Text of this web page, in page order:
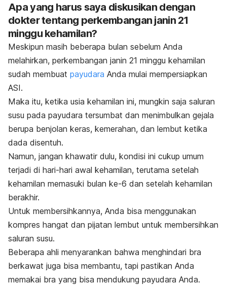
Apa yang harus saya diskusikan dengan
dokter tentang perkembangan janin 21
minggu kehamilan?
Meskipun masih beberapa bulan sebelum Anda
melahirkan, perkembangan janin 21 minggu kehamilan
sudah membuat payudara Anda mulai mempersiapkan
ASI.
Maka itu, ketika usia kehamilan ini, mungkin saja saluran
susu pada payudara tersumbat dan menimbulkan gejala
berupa benjolan keras, kemerahan, dan lembut ketika
dada disentuh.
Namun, jangan khawatir dulu, kondisi ini cukup umum
terjadi di hari-hari awal kehamilan, terutama setelah
kehamilan memasuki bulan ke-6 dan setelah kehamilan
berakhir.
Untuk membersihkannya, Anda bisa menggunakan
kompres hangat dan pijatan lembut untuk membersihkan
saluran susu.
Beberapa ahli menyarankan bahwa menghindari bra
berkawat juga bisa membantu, tapi pastikan Anda
memakai bra yang bisa mendukung payudara Anda.